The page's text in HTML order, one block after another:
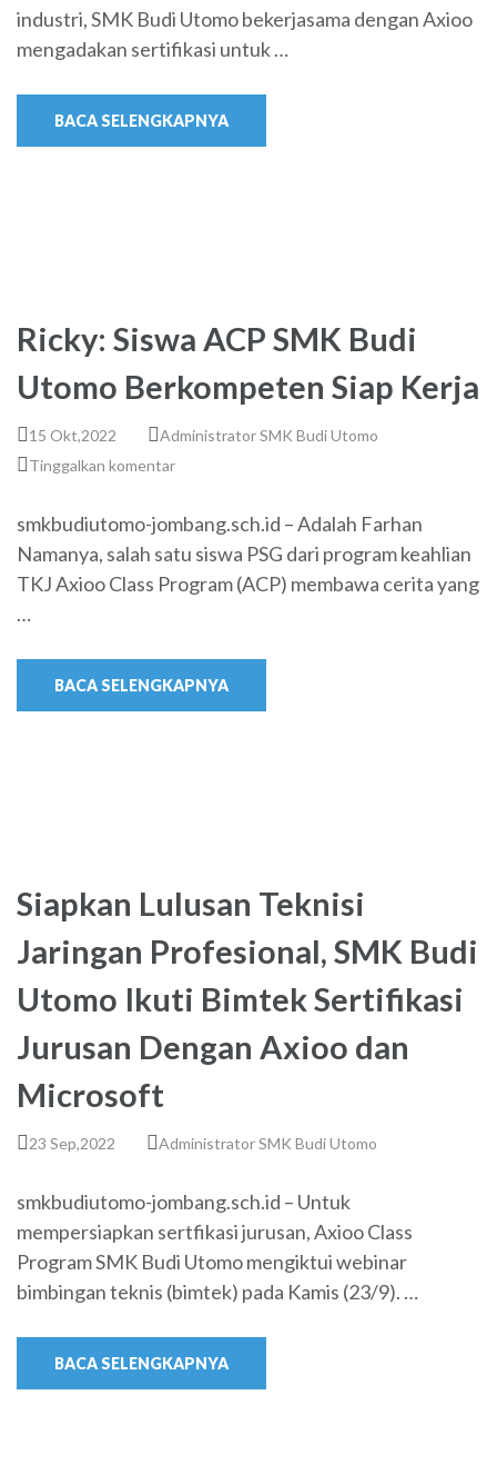
industri, SMK Budi Utomo bekerjasama dengan Axioo
mengadakan sertifikasi untuk …
BACA SELENGKAPNYA
Ricky: Siswa ACP SMK Budi
Utomo Berkompeten Siap Kerja
15 Okt,2022
Administrator SMK Budi Utomo
Tinggalkan komentar
smkbudiutomo-jombang.sch.id – Adalah Farhan
Namanya, salah satu siswa PSG dari program keahlian
TKJ Axioo Class Program (ACP) membawa cerita yang
…
BACA SELENGKAPNYA
Siapkan Lulusan Teknisi
Jaringan Profesional, SMK Budi
Utomo Ikuti Bimtek Sertifikasi
Jurusan Dengan Axioo dan
Microsoft
23 Sep,2022 Administrator SMK Budi Utomo
smkbudiutomo-jombang.sch.id – Untuk
mempersiapkan sertfikasi jurusan, Axioo Class
Program SMK Budi Utomo mengiktui webinar
bimbingan teknis (bimtek) pada Kamis (23/9). …
BACA SELENGKAPNYA